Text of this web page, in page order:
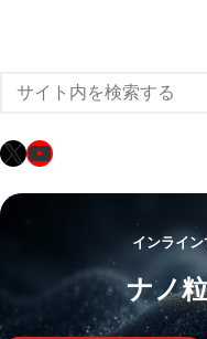
X YouTube
インライ
ナノ